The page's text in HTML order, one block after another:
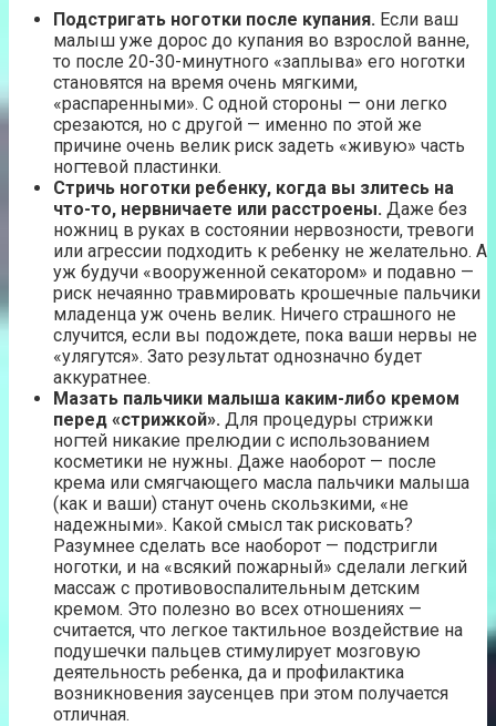
Подстригать ноготки после купания. Если ваш
малыш уже дорос до купания во взрослой ванне,
то после 20-30-минутного «заплыва» его ноготки
становятся на время очень мягкими,
«распаренными». С одной стороны — они легко
срезаются, но с другой — именно по этой же
причине очень велик риск задеть «живую» часть
ногтевой пластинки.
Стричь ноготки ребенку, когда вы злитесь на
что-то, нервничаете или расстроены. Даже без
ножниц в руках в состоянии нервозности, тревоги
или агрессии подходить к ребенку не желательно. А
уж будучи «вооруженной секатором» и подавно —
риск нечаянно травмировать крошечные пальчики
младенца уж очень велик. Ничего страшного не
случится, если вы подождете, пока ваши нервы не
«улягутся». Зато результат однозначно будет
аккуратнее.
Мазать пальчики малыша каким-либо кремом
перед «стрижкой». Для процедуры стрижки
ногтей никакие прелюдии с использованием
косметики не нужны. Даже наоборот — после
крема или смягчающего масла пальчики малыша
(как и ваши) станут очень скользкими, «не
надежными». Какой смысл так рисковать?
Разумнее сделать все наоборот — подстригли
ноготки, и на «всякий пожарный» сделали легкий
массаж с противовоспалительным детским
кремом. Это полезно во всех отношениях —
считается, что легкое тактильное воздействие на
подушечки пальцев стимулирует мозговую
деятельность ребенка, да и профилактика
возникновения заусенцев при этом получается
отличная.